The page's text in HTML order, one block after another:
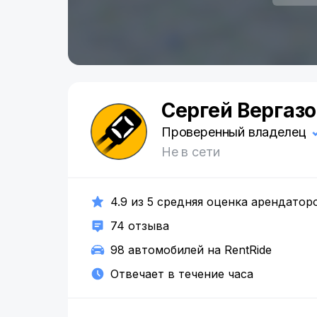
С
Сергей
Проверенный владелец
Не в сети
4.9 из 5 средняя оценка
74 отзыва
98 автомобилей на RentRide
Отвечает в течение часа